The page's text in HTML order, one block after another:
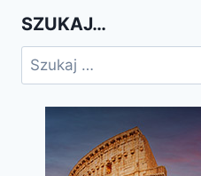
SZUKAJ…
Szukaj: